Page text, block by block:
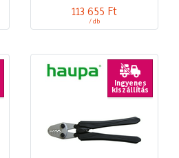
113 655 Ft
/ db
Ingyenes
kiszállítás